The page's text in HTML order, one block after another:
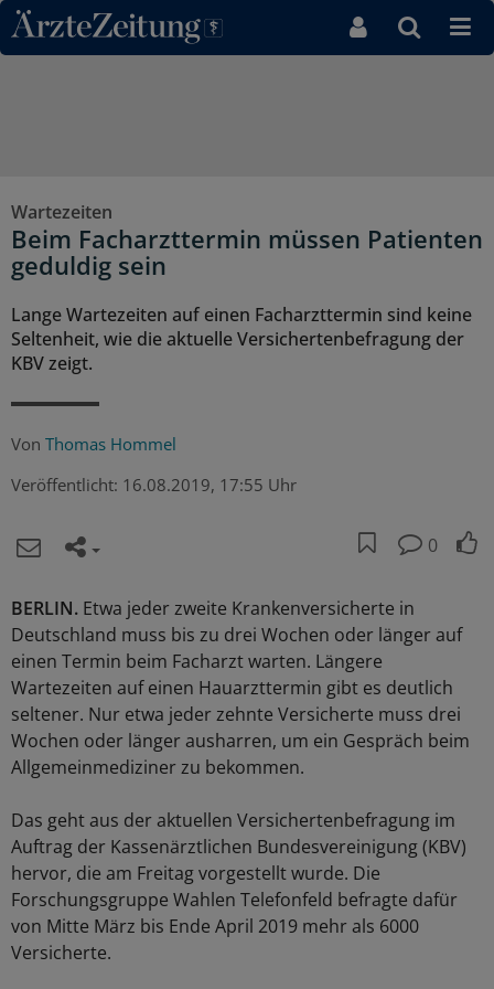
Direkt zum Inhaltsbereich
Wartezeiten
Beim Facharzttermin müssen Patienten
geduldig sein
Lange Wartezeiten auf einen Facharzttermin sind keine
Seltenheit, wie die aktuelle Versichertenbefragung der
KBV zeigt.
Von Thomas Hommel
Veröffentlicht: 16.08.2019, 17:55 Uhr
0
BERLIN. Etwa jeder zweite Krankenversicherte in
Deutschland muss bis zu drei Wochen oder länger auf
einen Termin beim Facharzt warten. Längere
Wartezeiten auf einen Hauarzttermin gibt es deutlich
seltener. Nur etwa jeder zehnte Versicherte muss drei
Wochen oder länger ausharren, um ein Gespräch beim
Allgemeinmediziner zu bekommen.
Das geht aus der aktuellen Versichertenbefragung im
Auftrag der Kassenärztlichen Bundesvereinigung (KBV)
hervor, die am Freitag vorgestellt wurde. Die
Forschungsgruppe Wahlen Telefonfeld befragte dafür
von Mitte März bis Ende April 2019 mehr als 6000
Versicherte.